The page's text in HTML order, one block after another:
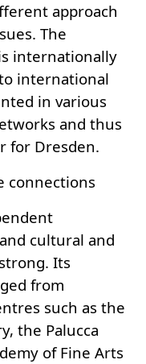
approach
The
internationally
international
in various
and thus
for Dresden.
connections
cultural and
Its
from
such as the
the Palucca
of Fine Arts